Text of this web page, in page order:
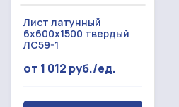
Лист латунный
6x600x1500 твердый
ЛС59-1
от 1 012 руб./ед.
Заполните форму ниже,
точный расчет сметы. Мы
Мы свяжемся с вами в